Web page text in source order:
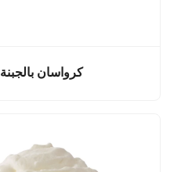
كرواسان بالجبنة